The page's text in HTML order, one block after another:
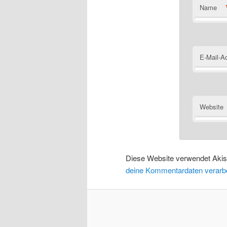
Name
E-Mail-
Website
Diese Website verwendet
deine Kommentardaten